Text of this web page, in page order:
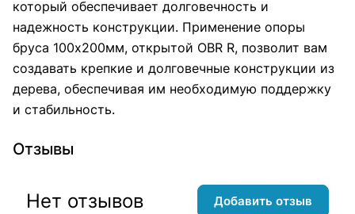
который обеспечивает долговечность и
надежность конструкции. Применение опоры
бруса 100х200мм, открытой OBR R, позволит вам
создавать крепкие и долговечные конструкции из
дерева, обеспечивая им необходимую поддержку
и стабильность.
Отзывы
Нет отзывов Добавить отзыв